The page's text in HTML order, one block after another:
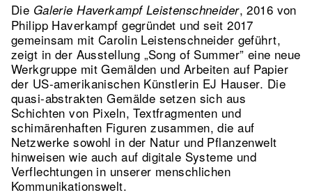
Die Galerie Haverkampf Leistenschneider, 2016 von
Philipp Haverkampf gegründet und seit 2017
gemeinsam mit Carolin Leistenschneider geführt,
zeigt in der Ausstellung „Song of Summer” eine neue
Werkgruppe mit Gemälden und Arbeiten auf Papier
der US-amerikanischen Künstlerin EJ Hauser. Die
quasi-abstrakten Gemälde setzen sich aus
Schichten von Pixeln, Textfragmenten und
schimärenhaften Figuren zusammen, die auf
Netzwerke sowohl in der Natur und Pflanzenwelt
hinweisen wie auch auf digitale Systeme und
Verflechtungen in unserer menschlichen
Kommunikationswelt.